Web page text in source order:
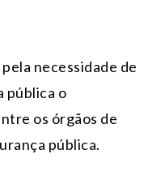
necessidade de
pública o
os órgãos de
pública.